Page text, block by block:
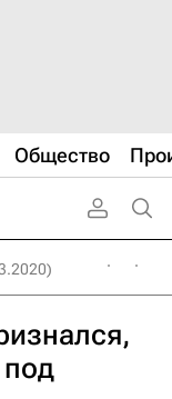
Общество